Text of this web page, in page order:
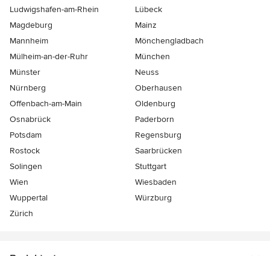
Ludwigshafen-am-Rhein
Lübeck
Magdeburg
Mainz
Mannheim
Mönchen­gladbach
Mülheim-an-der-Ruhr
München
Münster
Neuss
Nürnberg
Oberhausen
Offenbach-am-Main
Oldenburg
Osnabrück
Paderborn
Potsdam
Regensburg
Rostock
Saarbrücken
Solingen
Stuttgart
Wien
Wiesbaden
Wuppertal
Würzburg
Zürich